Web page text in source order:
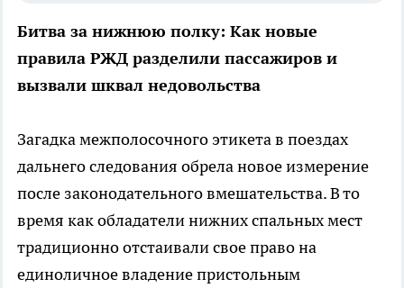
Битва за нижнюю полку: Как новые
правила РЖД разделили пассажиров и
вызвали шквал недовольства
Загадка межполосочного этикета в поездах
дальнего следования обрела новое измерение
после законодательного вмешательства. В то
время как обладатели нижних спальных мест
традиционно отстаивали свое право на
единоличное владение пристольным